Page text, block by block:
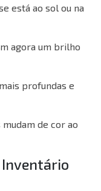
está ao sol ou na
agora um brilho
profundas e
de cor ao
Inventário